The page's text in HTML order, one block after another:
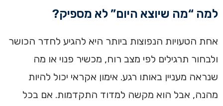
למה “מה שיוצא היום” לא מספיק?
אחת הטעויות הנפוצות ביותר היא להגיע לחדר הכושר
ולבחור תרגילים לפי מצב רוח, מכשיר פנוי או מה
שנראה מעניין באותו רגע. אימון אקראי יכול להיות
מהנה, אבל הוא מקשה למדוד התקדמות. אם בכל